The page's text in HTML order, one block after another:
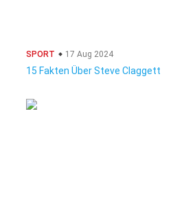
SPORT 17 Aug 2024
15 Fakten Über Steve Claggett